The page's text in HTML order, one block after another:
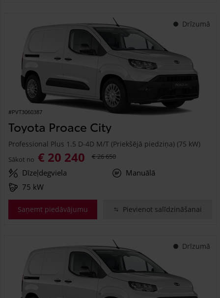
Drīzumā
#PVT3060387
Toyota Proace City
Professional Plus 1.5 D-4D M/T (Priekšējā piedziņa) (75 kW)
Sākot no € 20 240 € 26 650
Dīzeļdegviela
Manuālā
75 kW
Saņemt piedāvājumu Pievienot salīdzināšanai
Drīzumā